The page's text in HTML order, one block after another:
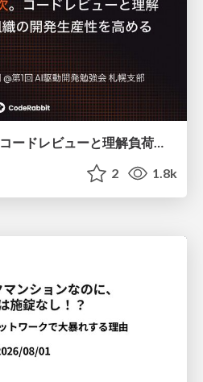
AIコーディングの次。コードレビューと理解負荷を解消して組織の開発生産性を高める
2 1.8k